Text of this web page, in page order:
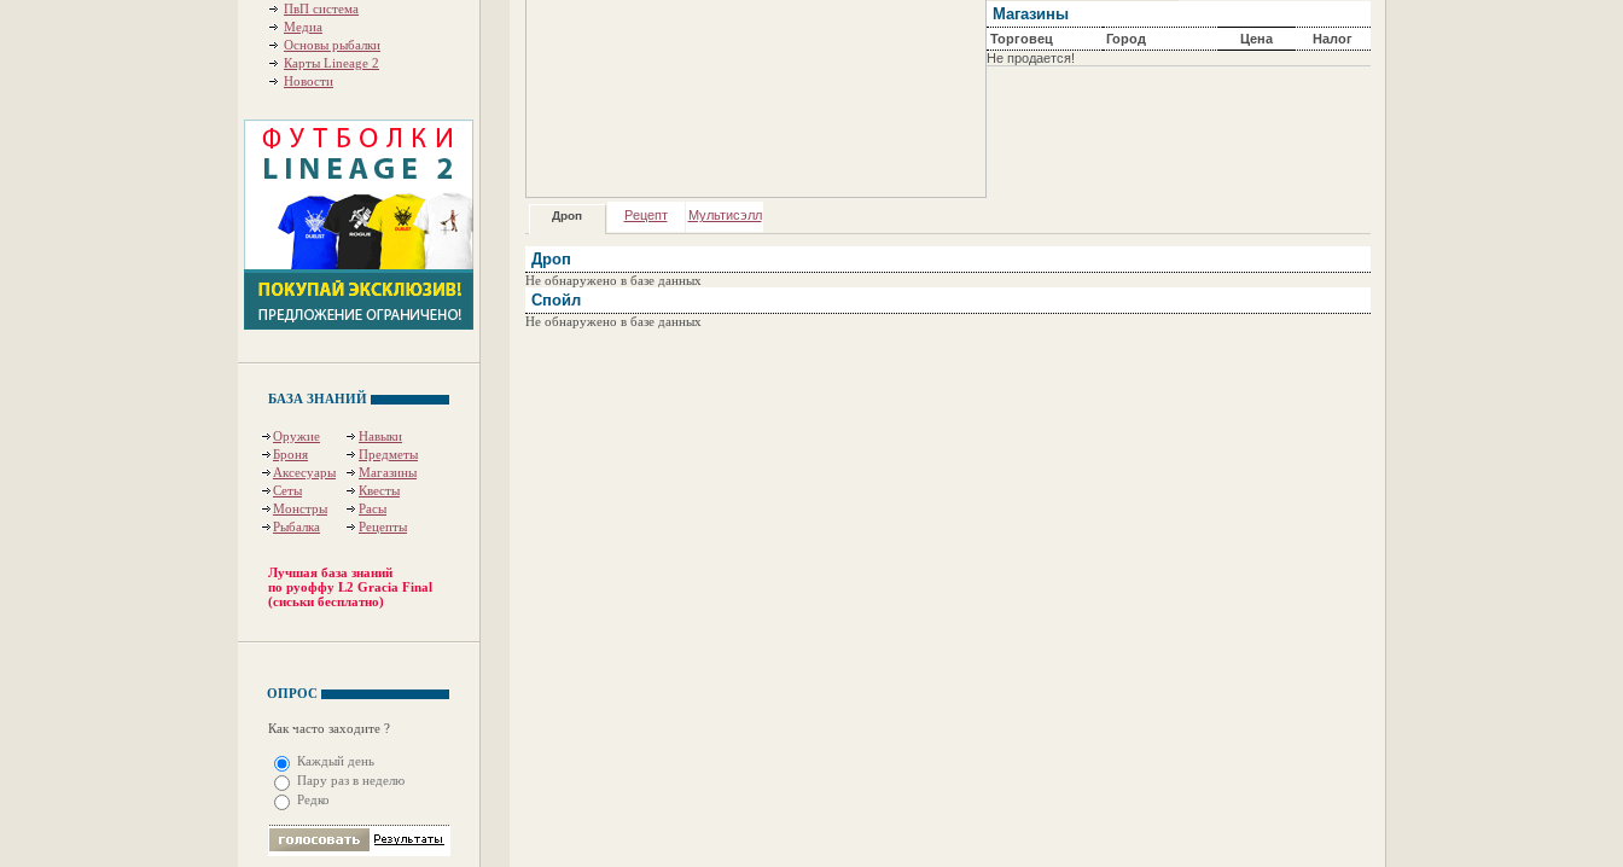
ПвП система
Медиа
Основы рыбалки
Карты Lineage 2
Новости
БАЗА ЗНАНИЙ
Оружие
Навыки
Броня
Предметы
Аксесуары
Магазины
Сеты
Квесты
Монстры
Расы
Рыбалка
Рецепты
Лучшая база знаний
по руоффу L2 Gracia Final
(сиськи бесплатно)
ОПРОС
Как часто заходите ?
Каждый день
Пару раз в неделю
Редко
Магазины
Торговец Город Цена
Налог
Не продается!
Дроп Рецепт Мультисэлл
Дроп
Не обнаружено в базе данных
Спойл
Не обнаружено в базе данных